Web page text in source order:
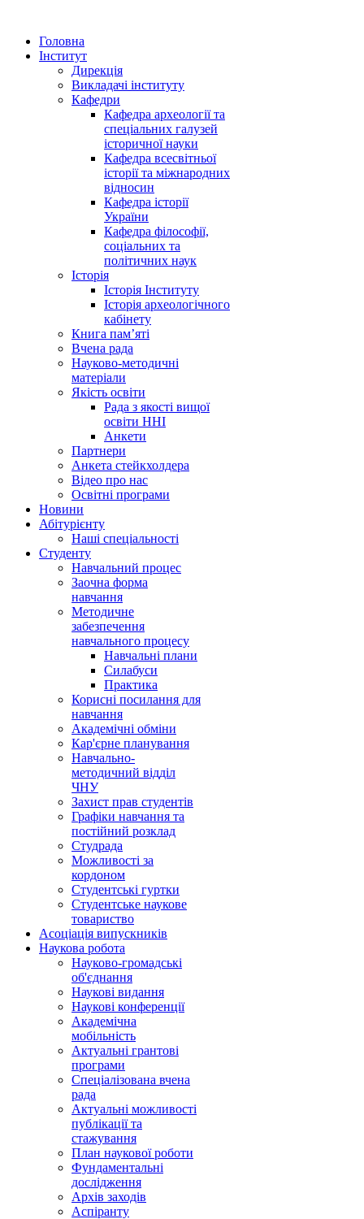
Головна
Інститут
Дирекція
Викладачі інституту
Кафедри
Кафедра археології та
спеціальних галузей
історичної науки
Кафедра всесвітньої
історії та міжнародних
відносин
Кафедра історії
України
Кафедра філософії,
соціальних та
політичних наук
Історія
Історія Інституту
Історія археологічного
кабінету
Книга памʼяті
Вчена рада
Науково-методичні
матеріали
Якість освіти
Рада з якості вищої
освіти ННІ
Анкети
Партнери
Анкета стейкхолдера
Відео про нас
Освітні програми
Hовини
Абітурієнту
Наші спеціальності
Студенту
Навчальний процес
Заочна форма
навчання
Методичне
забезпечення
навчального процесу
Навчальні плани
Силабуси
Практика
Корисні посилання для
навчання
Академічні обміни
Кар'єрне планування
Навчально-
методичний відділ
ЧНУ
Захист прав студентів
Графіки навчання та
постійний розклад
Студрада
Можливості за
кордоном
Студентські гуртки
Студентське наукове
товариство
Асоціація випускників
Наукова робота
Науково-громадські
об'єднання
Наукові видання
Наукові конференції
Академічна
мобільність
Актуальні грантові
програми
Спеціалізована вчена
рада
Актуальні можливості
публікації та
стажування
План наукової роботи
Фундаментальні
дослідження
Архів заходів
Аспіранту